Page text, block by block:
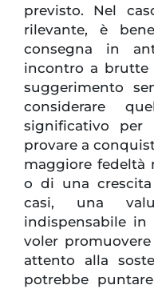
previsto. Nel
rilevante, è
consegna in
incontro a brutte
suggerimento
considerare
significativo
provare a
maggiore fedeltà
o di una
casi, una
indispensabile in
voler
attento alla
potrebbe